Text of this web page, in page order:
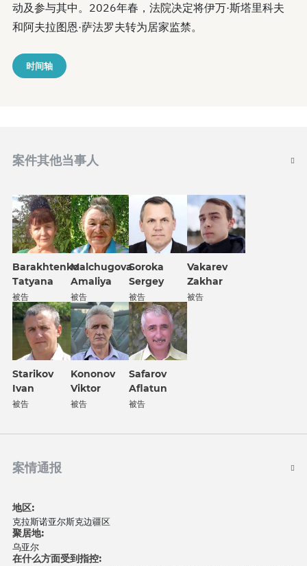
动及参与其中。2026年春，法院决定将伊万·斯塔里科夫
和阿夫拉图恩·萨法罗夫转为居家监禁。
时间轴
案件其他当事人
Barakhtenko
Tatyana
被告
Malchugova
Amaliya
被告
Soroka
Sergey
被告
Vakarev
Zakhar
被告
Starikov
Ivan
被告
Kononov
Viktor
被告
Safarov
Aflatun
被告
案情通报
地区:
克拉斯诺亚尔斯克边疆区
聚居地:
乌亚尔
在什么方面受到指控: